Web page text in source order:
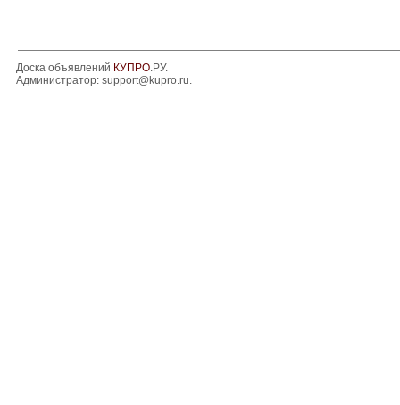
Доска объявлений КУПРО.РУ.
Администратор: support@kupro.ru.